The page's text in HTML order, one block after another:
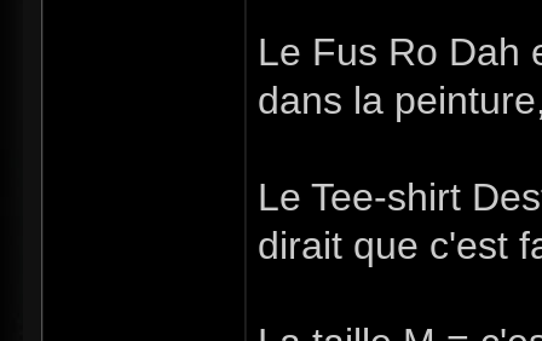
Le Fus Ro Dah
dans la
Le Tee-shirt
dirait que c'est